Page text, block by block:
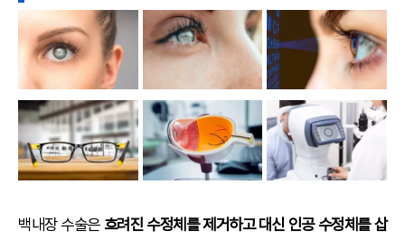
백내장 수술은 흐려진 수정체를 제거하고 대신 인공 수정체를 삽